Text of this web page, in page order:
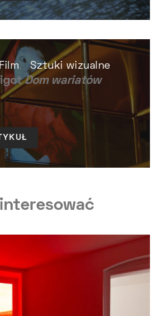
Film Sztuki wizualne
Dom wariatów